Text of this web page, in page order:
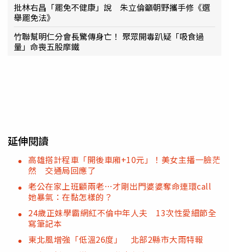
批林右昌「罷免不健康」說 朱立倫籲朝野攜手修《選
舉罷免法》
竹聯幫明仁分會長驚傳身亡！ 聚眾開毒趴疑「吸食過
量」命喪五股摩鐵
延伸閱讀
高雄搭計程車「開後車廂+10元」！美女主播一臉茫
然 交通局回應了
老公在家上班顧兩老…才剛出門婆婆奪命連環call
她暴氣：在黏怎樣的？
24歲正妹學霸網紅不倫中年人夫 13次性愛細節全
寫筆記本
東北風增強「低溫26度」 北部2縣市大雨特報